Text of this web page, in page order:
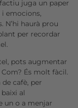
juga un paper
emocions,
N’hi haurà prou
per recordar
pots augmentar
És molt fàcil.
cafè, per
al
un o a menjar